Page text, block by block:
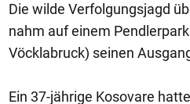
Die wilde Verfolgungsjagd
nahm auf einem
Vöcklabruck) seinen
Ein 37-jährige Kosovare